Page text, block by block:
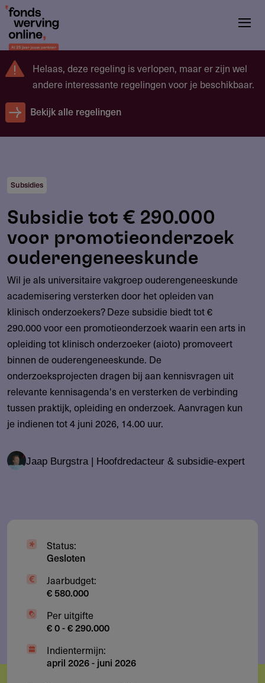
Overslaan
naar
inhoud
Helaas, deze regeling is verlopen, maar er zijn wel
andere interessante regelingen voor je beschikbaar.
Bekijk alle regelingen
Subsidies
Subsidie tot € 290.000
voor promotieonderzoek
ouderengeneeskunde
Wil je als universitaire vakgroep ouderengeneeskunde
academisering versterken door het opleiden van
klinisch onderzoekers? Deze subsidie biedt tot €
290.000 voor een promotieonderzoek waarin een arts in
opleiding tot klinisch onderzoeker (aioto) promoveert
binnen de ouderengeneeskunde. De
onderzoeksprojecten dragen bij aan kennisvragen uit
relevante kennisagenda's en versterken de verbinding
tussen praktijk, opleiding en onderzoek. Aanvragen kun
je indienen tot 4 juni 2026, 14.00 uur.
Jaap Burgstra | Hoofdredacteur & subsidie-expert
Status:
Gesloten
Jaarbudget:
€ 580.000
Per uitgifte
€ 0 - € 290.000
Indientermijn:
april 2026- juni 2026